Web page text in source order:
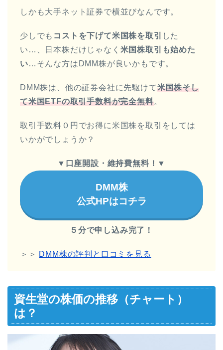
しかも大手ネット証券で横並びなんです。
少しでも コストを下げて米国株を取引
した
い…、日本株だけじゃなく 米国株取引も始めた
い…そんな方はDMM株が良いかもです。
DMM株は、他の証券会社に先駆けて米国株そし
て米国ETFの取引手数料が完全無料。
取引手数料０円でお得に米国株を取引をしては
いかがでしょうか？
▼ 口座開設・維持費無料！ ▼
DMM株
公式HPはコチラ
５分で申し込み完了！
＞＞ DMM株の評判と口コミを見る
資生堂の株価の推移（チャート）
は？